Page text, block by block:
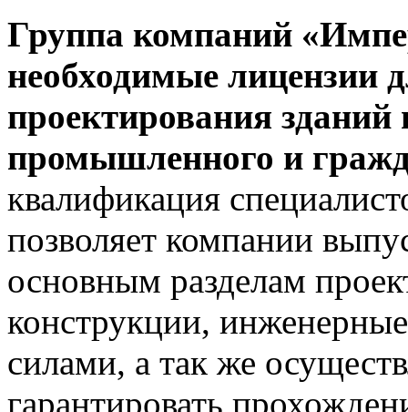
Группа компаний
необходимые лицензии
проектирования зданий
промышленного и
квалификация
позволяет компании
основным разделам
конструкции,
силами, а так же
гарантировать